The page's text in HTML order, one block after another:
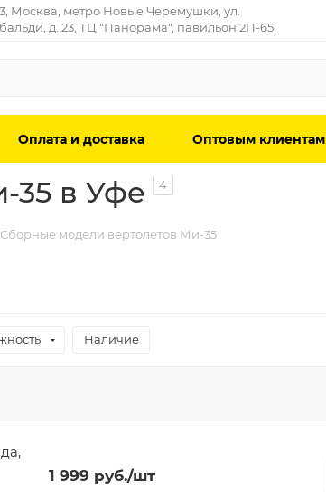
Москва, метро Новые Черемушки, ул.
д. 23, ТЦ "Панорама", павильон 2П-65.
Оплата и доставка Оптовым клиентам
35 в Уфе 4
Сборные модели вертолетов Ми-35
Наличие
1 999руб./шт